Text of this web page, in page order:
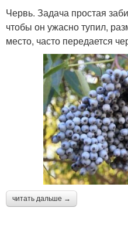
Червь. Задача простая
чтобы он ужасно тупил,
место, часто передается
читать дальше →